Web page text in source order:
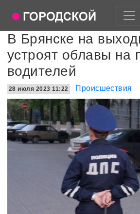
В Брянске на
устроят облавы на
водителей
28 июля 2023 11:22 Происшествия